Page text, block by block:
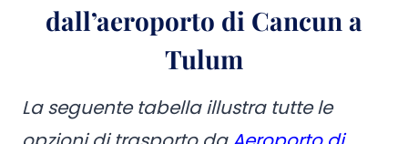
dall’aeroporto di Cancun a
Tulum
La seguente tabella illustra tutte le